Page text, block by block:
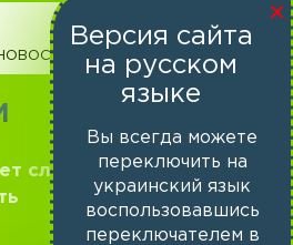
слишком
Версия сайта
на русском
языке
Вы всегда можете
переключить на
украинский язык
воспользовавшись
переключателем в
×